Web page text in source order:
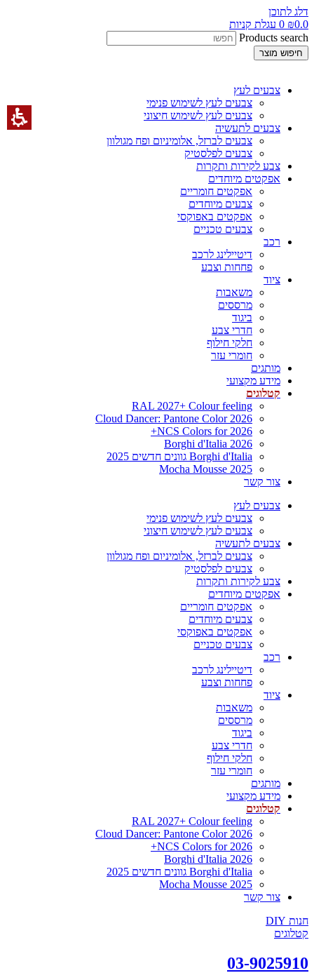
דלג לתוכן
₪0.0
0 עגלת קניות
Products search
חיפוש מוצר
צבעים לעץ
צבעים לעץ לשימוש פנימי
צבעים לעץ לשימוש חיצוני
צבעים לתעשיה
צבעים לברזל, אלומיניום ופח מגולוון
צבעים לפלסטיק
צבע לקירות ותקרות
אפקטים מיוחדים
אפקטים חומריים
צבעים מיוחדים
אפקטים באפוקסי
צבעים טכניים
רכב
דיטיילינג לרכב
פחחות וצבע
ציוד
משאבות
מרססים
ביגוד
חדרי צבע
חלקי חילוף
חומרי עזר
מותגים
מידע מקצועי
קטלוגים
RAL 2027+ Colour feeling
Cloud Dancer: Pantone Color 2026
NCS Colors for 2026+
Borghi d'Italia 2026
Borghi d'Italia גוונים חדשים 2025
Mocha Mousse 2025
צור קשר
צבעים לעץ
צבעים לעץ לשימוש פנימי
צבעים לעץ לשימוש חיצוני
צבעים לתעשיה
צבעים לברזל, אלומיניום ופח מגולוון
צבעים לפלסטיק
צבע לקירות ותקרות
אפקטים מיוחדים
אפקטים חומריים
צבעים מיוחדים
אפקטים באפוקסי
צבעים טכניים
רכב
דיטיילינג לרכב
פחחות וצבע
ציוד
משאבות
מרססים
ביגוד
חדרי צבע
חלקי חילוף
חומרי עזר
מותגים
מידע מקצועי
קטלוגים
RAL 2027+ Colour feeling
Cloud Dancer: Pantone Color 2026
NCS Colors for 2026+
Borghi d'Italia 2026
Borghi d'Italia גוונים חדשים 2025
Mocha Mousse 2025
צור קשר
חנות DIY
קטלוגים
03-9025910